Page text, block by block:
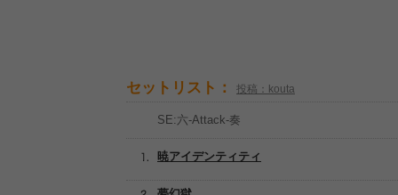
セットリスト： 投稿：kouta
SE:六-Attack-奏
暁アイデンティティ